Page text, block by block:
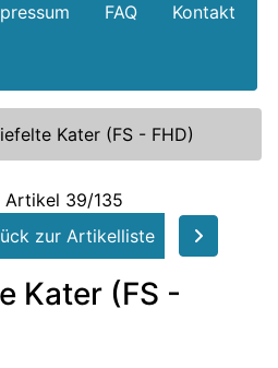
FAQ Kontakt
Kater (FS - FHD)
Artikel 39/135
zur Artikelliste
Kater (FS -